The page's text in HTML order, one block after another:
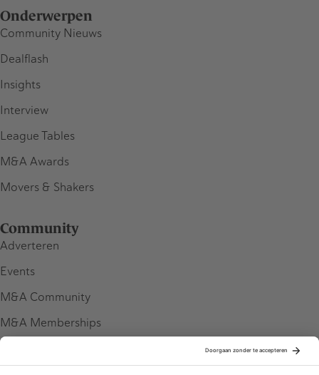
Onderwerpen
Community Nieuws
Dealflash
Insights
Interview
League Tables
M&A Awards
Movers & Shakers
Community
Adverteren
Events
M&A Community
M&A Memberships